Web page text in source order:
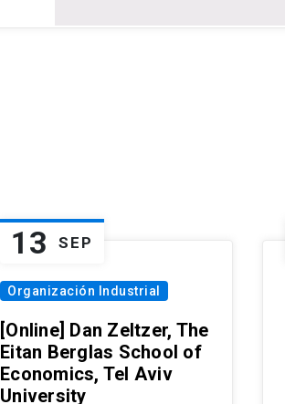
13 SEP
Organización Industrial
[Online] Dan Zeltzer, The
Eitan Berglas School of
Economics, Tel Aviv
University